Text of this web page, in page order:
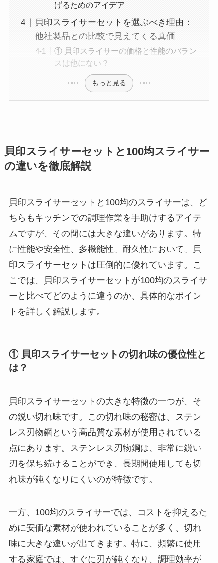
げるためのアイデア
貝印スライサーセットを選ぶべき理由：
他社製品との比較で見えてくる真価
① 貝印スライサーの価格と性能のバラン
スは他にない？
もっと見る
貝印スライサーセットと100均スライサー
の違いを徹底解説
貝印スライサーセットと100均のスライサーは、ど
ちらもキッチンでの調理作業を手助けするアイテ
ムですが、その間には大きな違いがあります。特
に性能や安全性、多機能性、耐久性において、貝
印スライサーセットは圧倒的に優れています。こ
こでは、貝印スライサーセットが100均のスライサ
ーと比べてどのように違うのか、具体的なポイン
トを詳しく解説します。
① 貝印スライサーセットの切れ味の優位性と
は？
貝印スライサーセットの大きな特徴の一つが、そ
の鋭い切れ味です。この切れ味の秘密は、ステン
レス刃物鋼という高品質な素材が使用されている
点にあります。ステンレス刃物鋼は、非常に鋭い
刃を保ち続けることができ、長期間使用しても切
れ味が鈍くなりにくいのが特徴です。
一方、100均のスライサーでは、コストを抑えるた
めに安価な素材が使われていることが多く、切れ
味に大きな違いが出てきます。特に、頻繁に使用
する家庭では、すぐに刃が鈍くなり、調理効率が